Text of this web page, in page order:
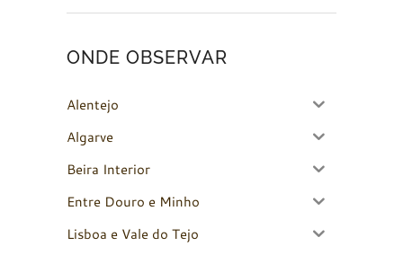
ONDE OBSERVAR
Alentejo
Algarve
Beira Interior
Entre Douro e Minho
Lisboa e Vale do Tejo